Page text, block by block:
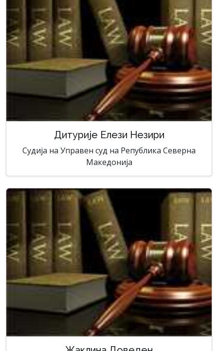
Дитурије Елези Незири
Судија на Управен суд на Република Северна
Македонија